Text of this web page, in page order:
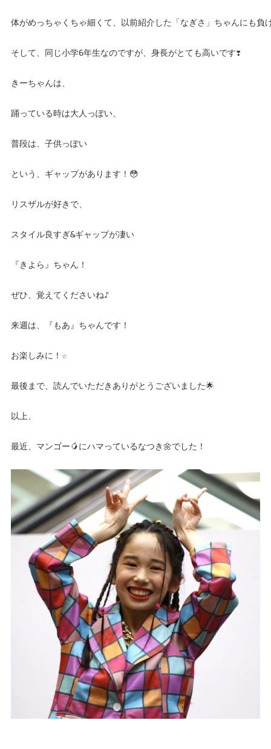
体がめっちゃくちゃ細くて、以前紹介した「なぎさ」ちゃんにも負
そして、同じ小学6年生なのですが、身長がとても高いです❣️
きーちゃんは、
踊っている時は大人っぽい、
普段は、子供っぽい
という、ギャップがあります！😳
リスザルが好きで、
スタイル良すぎ&ギャップが凄い
『きよら』ちゃん！
ぜひ、覚えてくださいね♪
来週は、『もあ』ちゃんです！
お楽しみに！☆
最後まで、読んでいただきありがとうございました🌟
以上、
最近、マンゴー🥭にハマっているなつき🌼でした！